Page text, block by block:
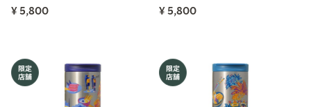
¥ 5,800 ¥ 5,800